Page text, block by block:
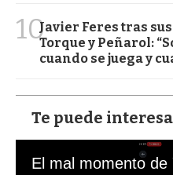
10Javier Feres tras
Torque y Peñarol:
cuando se juega y
Te puede